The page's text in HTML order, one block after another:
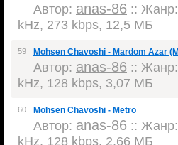
Автор: anas-86 :: Жанр:
kHz, 273 kbps, 12,5 МБ
59 Mohsen Chavoshi - Mardom Azar
Автор: anas-86 :: Жанр:
kHz, 128 kbps, 3,07 МБ
60 Mohsen Chavoshi - Metro
Автор: anas-86 :: Жанр:
kHz, 128 kbps, 2,66 МБ